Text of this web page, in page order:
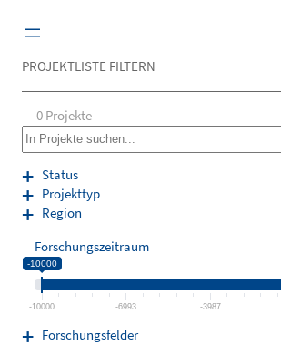
Inhalt
PROJEKTLISTE FILTERN
0 Projekte
S
e
a
r
c
Status
Projekttyp
Region
Forschungszeitraum
-10000
-10000 -6993 -3987
Forschungsfelder